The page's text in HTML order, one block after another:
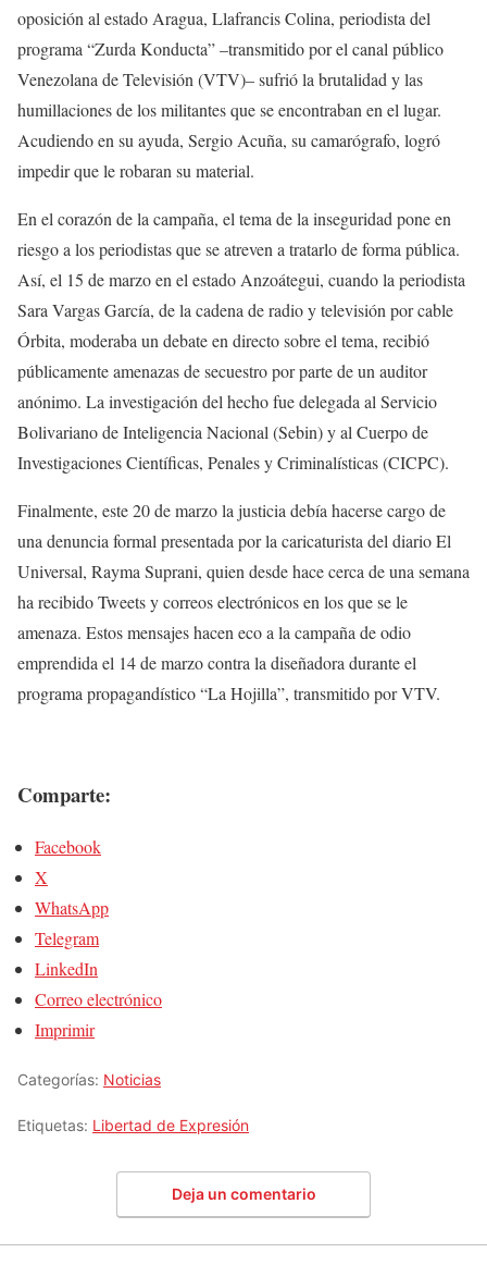
oposición al estado Aragua, Llafrancis Colina, periodista del
programa “Zurda Konducta” –transmitido por el canal público
Venezolana de Televisión (VTV)– sufrió la brutalidad y las
humillaciones de los militantes que se encontraban en el lugar.
Acudiendo en su ayuda, Sergio Acuña, su camarógrafo, logró
impedir que le robaran su material.
En el corazón de la campaña, el tema de la inseguridad pone en
riesgo a los periodistas que se atreven a tratarlo de forma pública.
Así, el 15 de marzo en el estado Anzoátegui, cuando la periodista
Sara Vargas García, de la cadena de radio y televisión por cable
Órbita, moderaba un debate en directo sobre el tema, recibió
públicamente amenazas de secuestro por parte de un auditor
anónimo. La investigación del hecho fue delegada al Servicio
Bolivariano de Inteligencia Nacional (Sebin) y al Cuerpo de
Investigaciones Científicas, Penales y Criminalísticas (CICPC).
Finalmente, este 20 de marzo la justicia debía hacerse cargo de
una denuncia formal presentada por la caricaturista del diario El
Universal, Rayma Suprani, quien desde hace cerca de una semana
ha recibido Tweets y correos electrónicos en los que se le
amenaza. Estos mensajes hacen eco a la campaña de odio
emprendida el 14 de marzo contra la diseñadora durante el
programa propagandístico “La Hojilla”, transmitido por VTV.
Comparte:
Facebook
X
WhatsApp
Telegram
LinkedIn
Correo electrónico
Imprimir
Categorías: Noticias
Etiquetas: Libertad de Expresión
Deja un comentario